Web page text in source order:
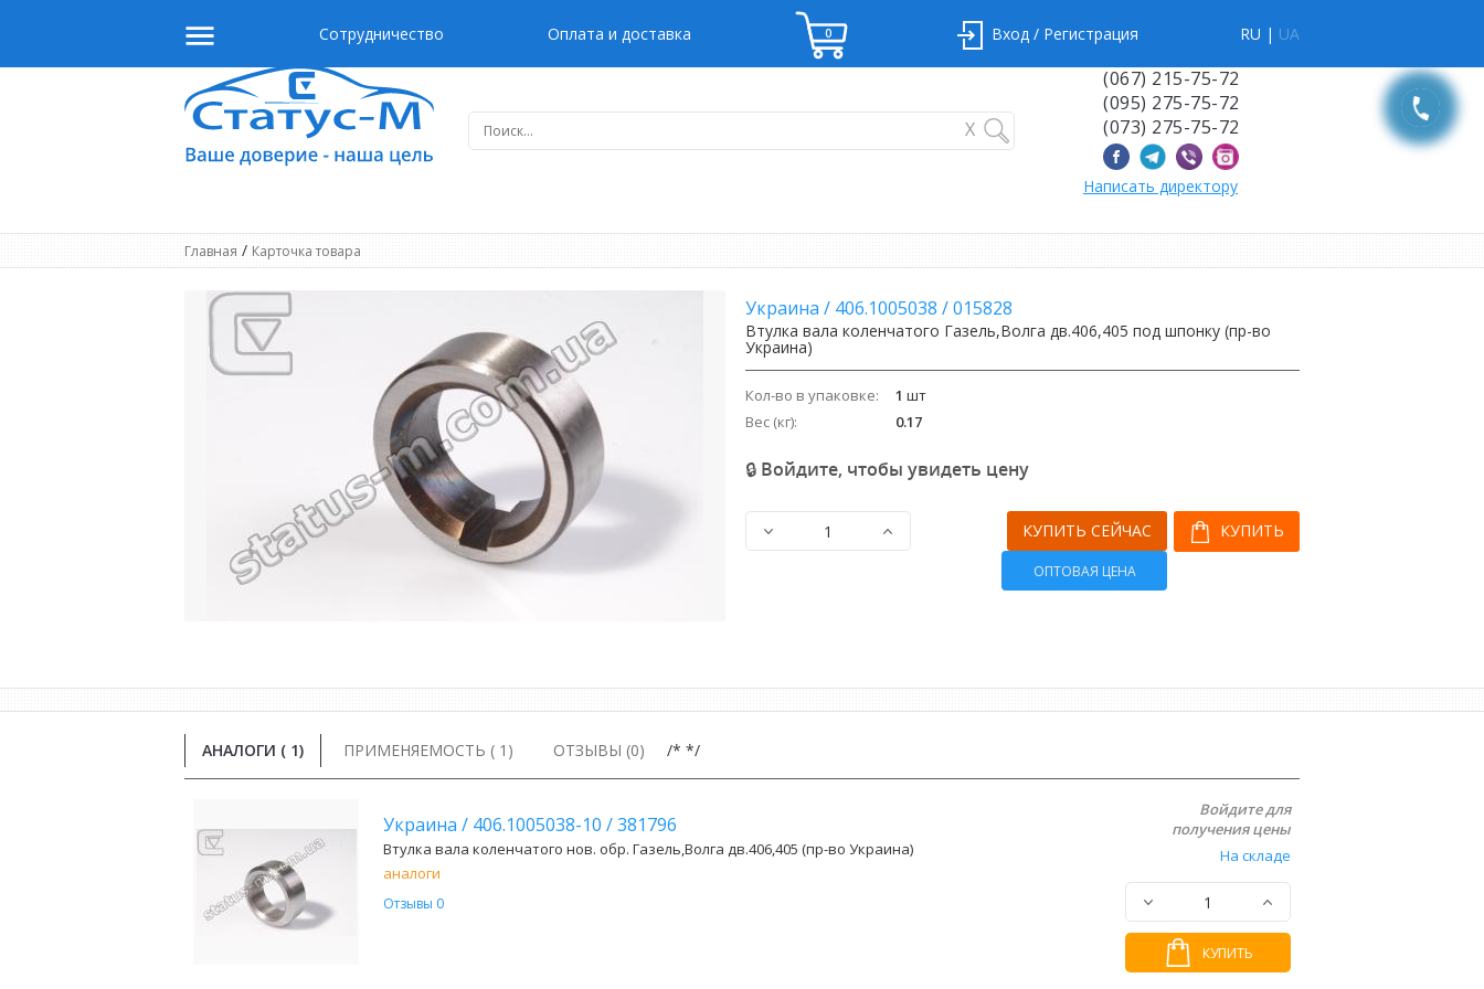
Сотрудничество Оплата и доставка Вход / Регистрация RU | UA
X
(067) 215-75-72
(095) 275-75-72
(073) 275-75-72
Написать директору
Главная / Карточка товара
Украина / 406.1005038 /015828
Втулка вала коленчатого Газель,Волга дв.406,405 под шпонку (пр-во
Украина)
Кол-во в упаковке: 1 шт
Вес (кг):
0.17
🔒 Войдите, чтобы увидеть цену
КУПИТЬ
КУПИТЬ СЕЙЧАС
ОПТОВАЯ ЦЕНА
АНАЛОГИ ( 1) ПРИМЕНЯЕМОСТЬ ( 1) ОТЗЫВЫ (0) /* */
Украина / 406.1005038-10 /381796
Втулка вала коленчатого нов. обр. Газель,Волга дв.406,405 (пр-во Украина)
аналоги
Отзывы 0
Войдите для
получения цены
На складе
КУПИТЬ